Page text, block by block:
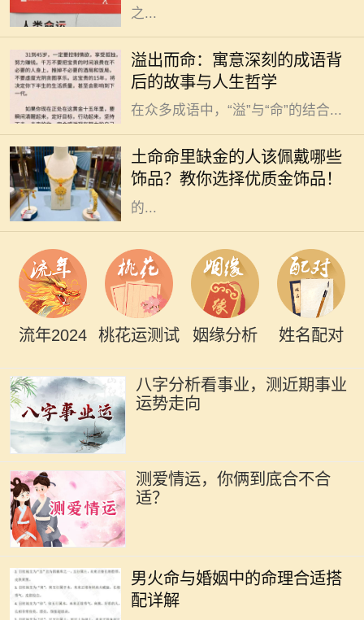
之...
溢出而命：寓意深刻的成语背
后的故事与人生哲学
在中华文化的浩瀚长河中，成语作为
语言的一部分，不仅丰富了我们的表
达方式，也蕴藏着深厚的文化底蕴。
在众多成语中，“溢”与“命”的结合...
土命命里缺金的人该佩戴哪些
饰品？教你选择优质金饰品！
在中国传统文化中，五行之说深深扎
根于人们的生活与信仰之中。五行分
别是金、木、水、火、土，每一个人
的命理中都有其主导的元素。有些人
的...
流年2024 桃花运测试 姻缘分析 姓名配对
八字分析看事业，测近期事业
运势走向
测爱情运，你俩到底合不合
适？
男火命与婚姻中的命理合适搭
配详解
的地位，尤其是在婚姻选择上。对于
男火命来说，选择合适的命理搭配非
常关键，这可以影响到感情的和谐与